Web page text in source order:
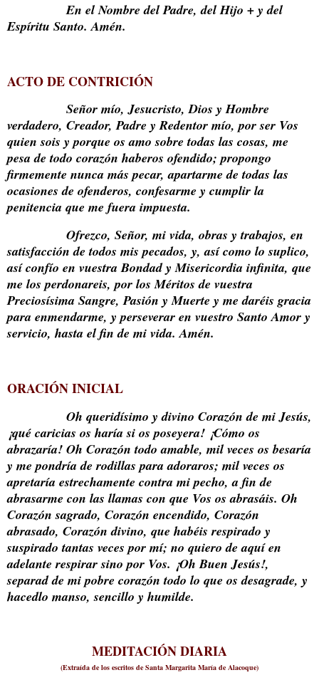
En el Nombre del Padre, del Hijo + y del
Espíritu Santo. Amén.
ACTO DE CONTRICIÓN
Señor mío, Jesucristo, Dios y Hombre
verdadero, Creador, Padre y Redentor mío, por ser Vos
quien sois y porque os amo sobre todas las cosas, me
pesa de todo corazón haberos ofendido; propongo
firmemente nunca más pecar, apartarme de todas las
ocasiones de ofenderos, confesarme y cumplir la
penitencia que me fuera impuesta.
Ofrezco, Señor, mi vida, obras y trabajos, en
satisfacción de todos mis pecados, y, así como lo suplico,
así confío en vuestra Bondad y Misericordia infinita, que
me los perdonareis, por los Méritos de vuestra
Preciosísima Sangre, Pasión y Muerte y me daréis gracia
para enmendarme, y perseverar en vuestro Santo Amor y
servicio, hasta el fin de mi vida. Amén.
ORACIÓN INICIAL
Oh queridísimo y divino Corazón de mi Jesús,
¡qué caricias os haría si os poseyera! ¡Cómo os
abrazaría! Oh Corazón todo amable, mil veces os besaría
y me pondría de rodillas para adoraros; mil veces os
apretaría estrechamente contra mi pecho, a fin de
abrasarme con las llamas con que Vos os abrasáis. Oh
Corazón sagrado, Corazón encendido, Corazón
abrasado, Corazón divino, que habéis respirado y
suspirado tantas veces por mí; no quiero de aquí en
adelante respirar sino por Vos. ¡Oh Buen Jesús!,
separad de mi pobre corazón todo lo que os desagrade, y
hacedlo manso, sencillo y humilde.
MEDITACIÓN DIARIA
(Extraída de los escritos de Santa Margarita María de Alacoque)